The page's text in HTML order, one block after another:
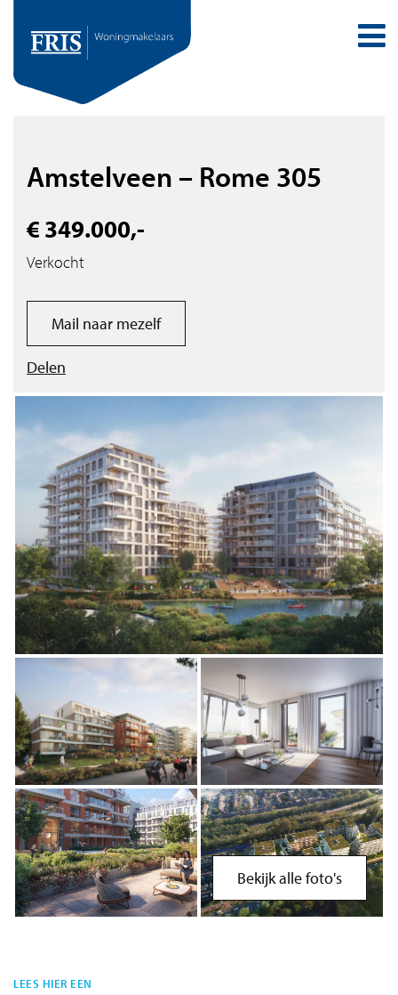
Amstelveen – Rome 305
€ 349.000,-
Verkocht
Mail naar mezelf
Delen
Bekijk alle foto's
LEES HIER EEN